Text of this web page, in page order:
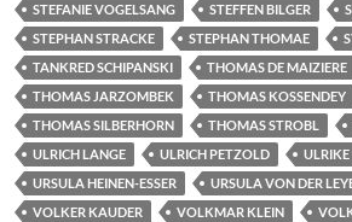
STEFANIE VOGELSANG
STEFFEN BILGER
STEPHAN STRACKE
STEPHAN THOMAE
TANKRED SCHIPANSKI
THOMAS DE MAIZIERE
THOMAS JARZOMBEK
THOMAS KOSSENDEY
THOMAS SILBERHORN
THOMAS STROBL
ULRICH LANGE
ULRICH PETZOLD
URSULA HEINEN-ESSER
URSULA VON DER
VOLKER KAUDER
VOLKMAR KLEIN